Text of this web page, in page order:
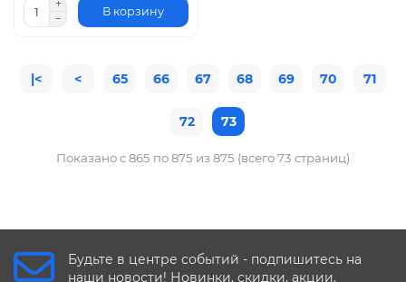
В корзину
|< < 65 66 67 68 69 70 71
72 73
Показано с 865 по 875 из 875 (всего 73 страниц)
Будьте в центре событий - подпишитесь на
наши новости! Новинки, скидки, акции.